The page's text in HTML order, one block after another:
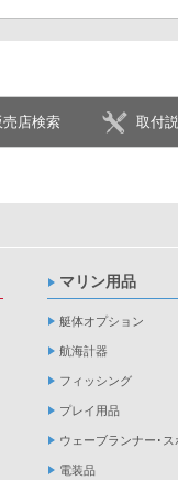
売店検索 取付
マリン用品
艇体オプション
航海計器
フィッシング
プレイ用品
ウェーブランナー･ス
電装品